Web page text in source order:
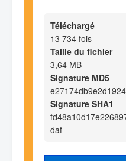
Téléchargé
13 734 fois
Taille du fichier
3,64 MB
Signature MD5
Signature SHA1
daf